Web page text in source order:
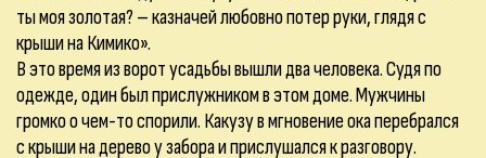
ты моя золотая? – казначей любовно потер руки, глядя с
крыши на Кимико».
В это время из ворот усадьбы вышли два человека. Судя по
одежде, один был прислужником в этом доме. Мужчины
громко о чем-то спорили. Какузу в мгновение ока перебрался
с крыши на дерево у забора и прислушался к разговору.